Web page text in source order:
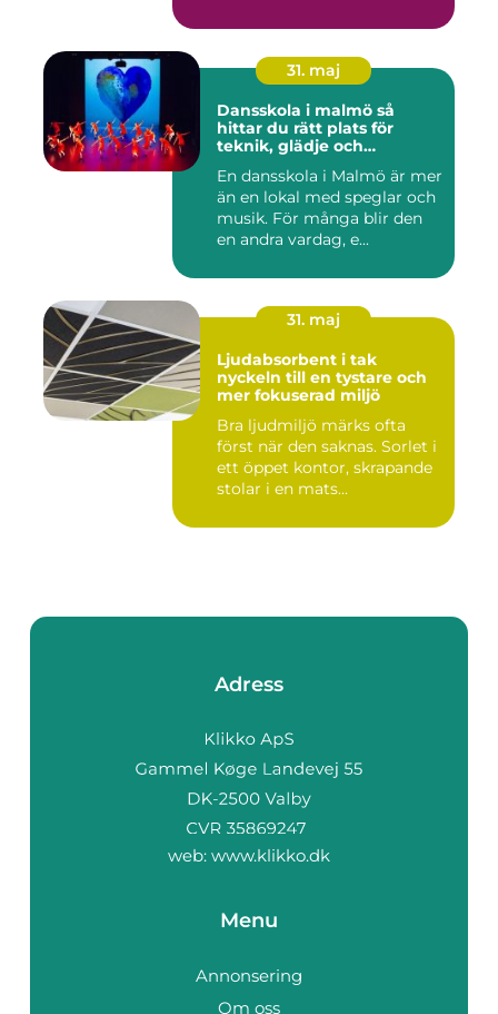
31. maj
Dansskola i malmö så
hittar du rätt plats för
teknik, glädje och
En dansskola i Malmö är mer
än en lokal med speglar och
musik. För många blir den
en andra vardag, e...
31. maj
Ljudabsorbent i tak
nyckeln till en tystare och
mer fokuserad miljö
Bra ljudmiljö märks ofta
först när den saknas. Sorlet i
ett öppet kontor, skrapande
stolar i en mats...
Adress
web: www.klikko.dk
Menu
Annonsering
Om oss